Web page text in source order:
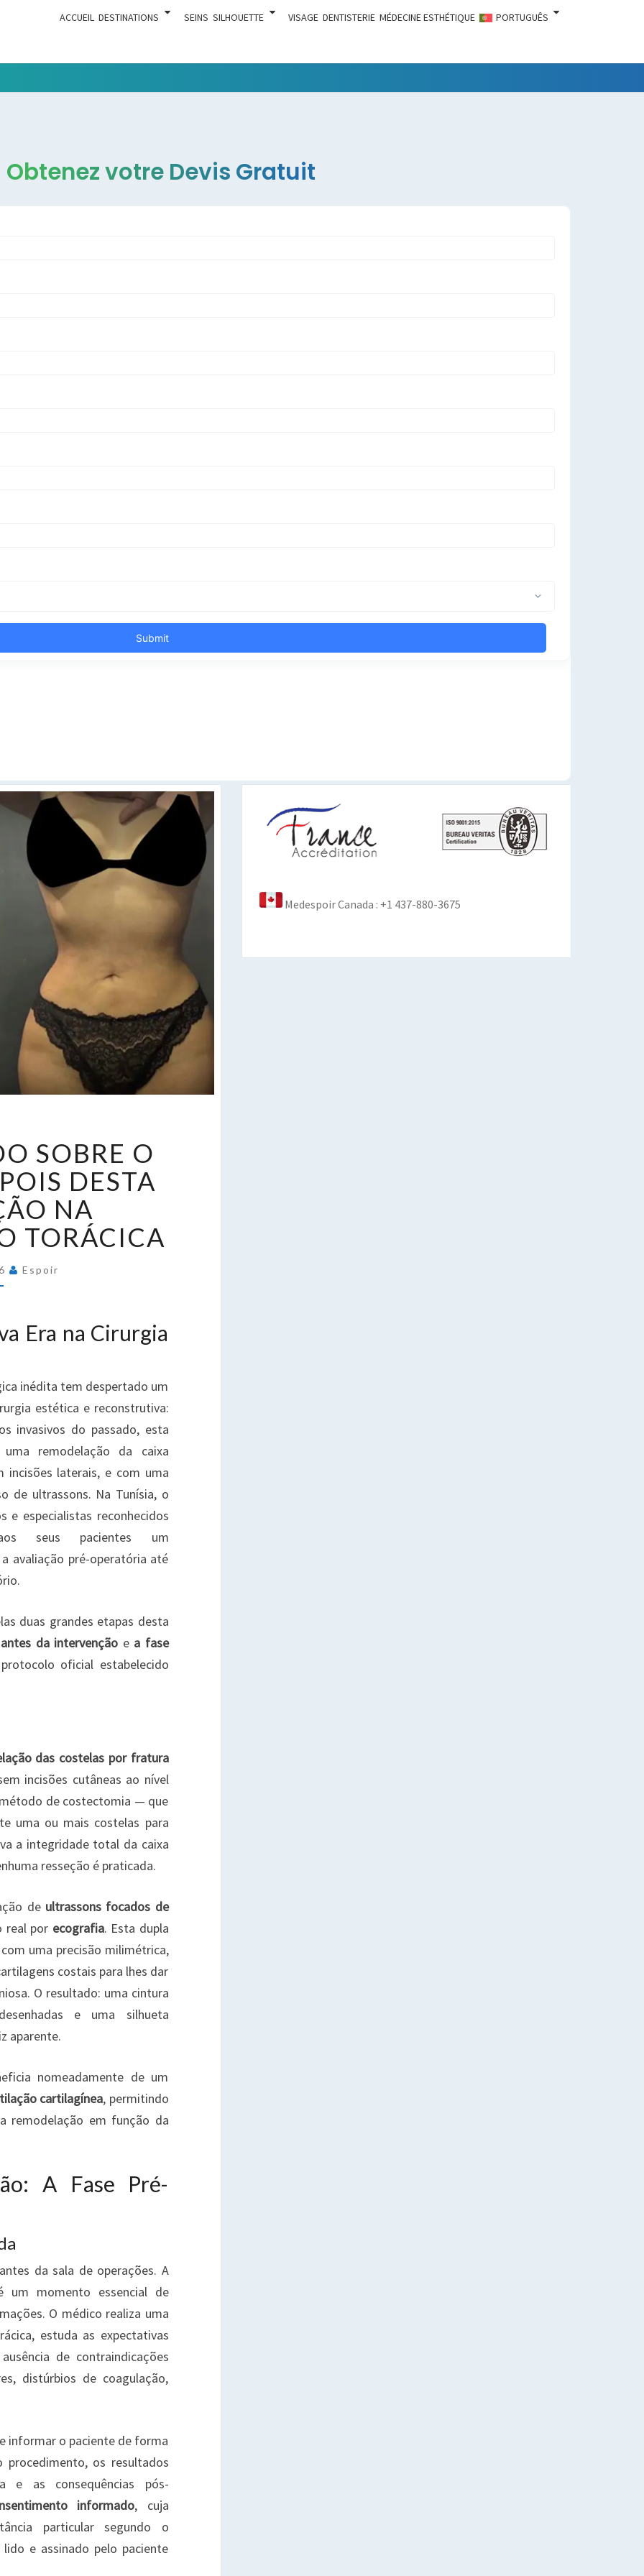
ACCUEIL DESTINATIONS SEINS SILHOUETTE VISAGE DENTISTERIE MÉDECINE ESTHÉTIQUE PORTUGUÊS
Tudo O
Cirurgia
Estética
Obtenez votre Devis Gratuit
SOBRE O
DESTA
NA
TORÁCICA
Espoir
Era na Cirurgia
inédita tem despertado um
estética e reconstrutiva:
invasivos do passado, esta
uma remodelação da caixa
incisões laterais, e com uma
de ultrassons. Na Tunísia, o
e especialistas reconhecidos
seus pacientes um
avaliação pré-operatória até
duas grandes etapas desta
da intervenção e a fase
oficial estabelecido
das costelas por fratura
incisões cutâneas ao nível
de costectomia — que
uma ou mais costelas para
a integridade total da caixa
resseção é praticada.
de ultrassons focados de
real por ecografia. Esta dupla
uma precisão milimétrica,
costais para lhes dar
O resultado: uma cintura
e uma silhueta
aparente.
nomeadamente de um
cartilagínea, permitindo
remodelação em função da
A Fase Pré-
da sala de operações. A
um momento essencial de
O médico realiza uma
estuda as expectativas
de contraindicações
distúrbios de coagulação,
informar o paciente de forma
procedimento, os resultados
e as consequências pós-
informado, cuja
particular segundo o
e assinado pelo paciente
Medespoir Canada : +1 437-880-3675